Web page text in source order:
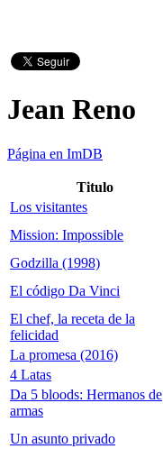
Jean Reno
Página en ImDB
Titulo
Los visitantes
Mission: Impossible
Godzilla (1998)
El código Da Vinci
El chef, la receta de la
felicidad
La promesa (2016)
4 Latas
Da 5 bloods: Hermanos de
armas
Un asunto privado